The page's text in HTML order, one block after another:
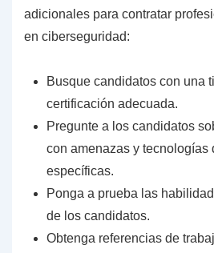
adicionales para contratar
en ciberseguridad:
Busque candidatos con una
certificación adecuada.
Pregunte a los candidatos
con amenazas y tecnologías
específicas.
Ponga a prueba las
de los candidatos.
Obtenga referencias de